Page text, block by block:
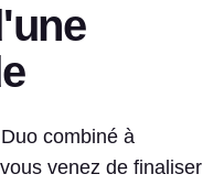
combiné à
venez de finaliser